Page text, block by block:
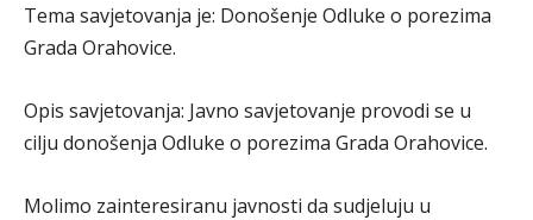
Tema savjetovanja je: Donošenje Odluke o porezima
Grada Orahovice.
Opis savjetovanja: Javno savjetovanje provodi se u
cilju donošenja Odluke o porezima Grada Orahovice.
Molimo zainteresiranu javnosti da sudjeluju u